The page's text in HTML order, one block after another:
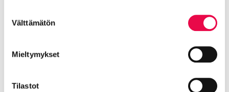
valinta
Välttämätön
Mieltymykset
Tilastot